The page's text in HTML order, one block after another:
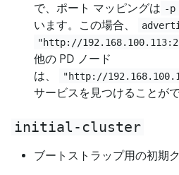
で、ポート マッピングは -p
います。この場合、
"http://
他の PD ノード
は、
"http://
サービスを見つけることがで
initial-cluster
ブートストラップ用の初期